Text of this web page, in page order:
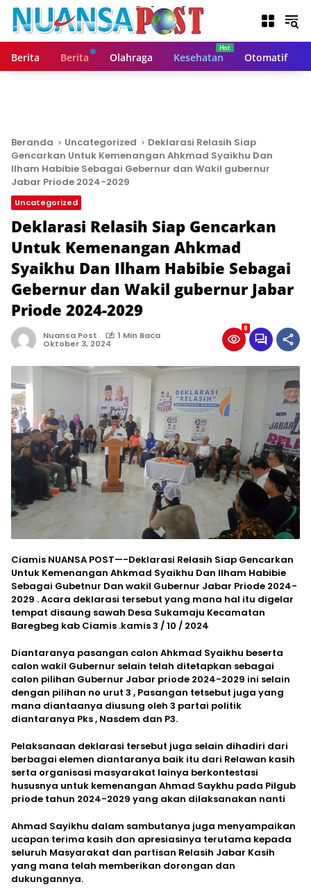
Berita Berita Olahraga Kesehatan Otomatif
Beranda Uncategorized
Deklarasi Relasih Siap
Gencarkan Untuk Kemenangan Ahkmad Syaikhu Dan
Ilham Habibie Sebagai Gebernur dan Wakil gubernur
Jabar Priode 2024-2029
Uncategorized
Deklarasi Relasih Siap Gencarkan
Untuk Kemenangan Ahkmad
Syaikhu Dan Ilham Habibie Sebagai
Gebernur dan Wakil gubernur Jabar
Priode 2024-2029
Nuansa Post 1 Min Baca
Oktober 3, 2024
8
Ciamis NUANSA POST—-Deklarasi Relasih Siap Gencarkan
Untuk Kemenangan Ahkmad Syaikhu Dan Ilham Habibie
Sebagai Gubetnur Dan wakil Gubernur Jabar Priode 2024-
2029 . Acara deklarasi tersebut yang mana hal itu digelar
tempat disaung sawah Desa Sukamaju Kecamatan
Baregbeg kab Ciamis .kamis 3 / 10 / 2024
Diantaranya pasangan calon Ahkmad Syaikhu beserta
calon wakil Gubernur selain telah ditetapkan sebagai
calon pilihan Gubernur Jabar priode 2024-2029 ini selain
dengan pilihan no urut 3 , Pasangan tetsebut juga yang
mana diantaanya diusung oleh 3 partai politik
diantaranya Pks , Nasdem dan P3.
Pelaksanaan deklarasi tersebut juga selain dihadiri dari
berbagai elemen diantaranya baik itu dari Relawan kasih
serta organisasi masyarakat lainya berkontestasi
hususnya untuk kemenangan Ahmad Saykhu pada Pilgub
priode tahun 2024-2029 yang akan dilaksanakan nanti
Ahmad Sayikhu dalam sambutanya juga menyampaikan
ucapan terima kasih dan apresiasinya terutama kepada
seluruh Masyarakat dan partisan Relasih Jabar Kasih
yang mana telah memberikan dorongan dan
dukungannya.